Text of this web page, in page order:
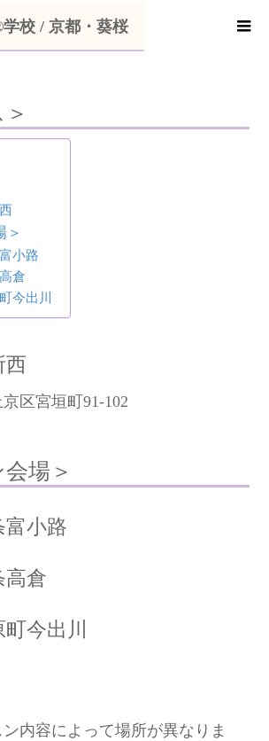
校 / 京都・葵桜
＞
小路
倉
今出川
西
区宮垣町91-102
場＞
富小路
高倉
今出川
内容によって場所が異なりま